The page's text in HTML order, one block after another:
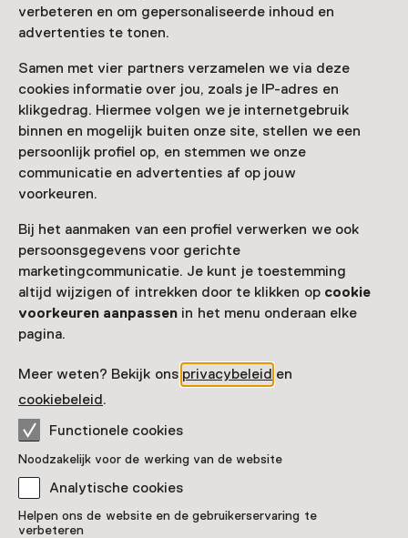
verbeteren en om gepersonaliseerde inhoud en
advertenties te tonen.
Samen met vier partners verzamelen we via deze
cookies informatie over jou, zoals je IP-adres en
klikgedrag. Hiermee volgen we je internetgebruik
binnen en mogelijk buiten onze site, stellen we een
persoonlijk profiel op, en stemmen we onze
communicatie en advertenties af op jouw
voorkeuren.
Bij het aanmaken van een profiel verwerken we ook
persoonsgegevens voor gerichte
marketingcommunicatie. Je kunt je toestemming
altijd wijzigen of intrekken door te klikken op cookie
voorkeuren aanpassen in het menu onderaan elke
pagina.
Meer weten? Bekijk ons privacybeleid en
cookiebeleid.
Functionele cookies
Noodzakelijk voor de werking van de website
Analytische cookies
Helpen ons de website en de gebruikerservaring te
verbeteren
088 - 15 14 900
Meer openingstijden
Zien & doen in Belasting
Activiteit
Douanespreekuur met Leon Warnies
21 oktober t/m 19 december, meerdere